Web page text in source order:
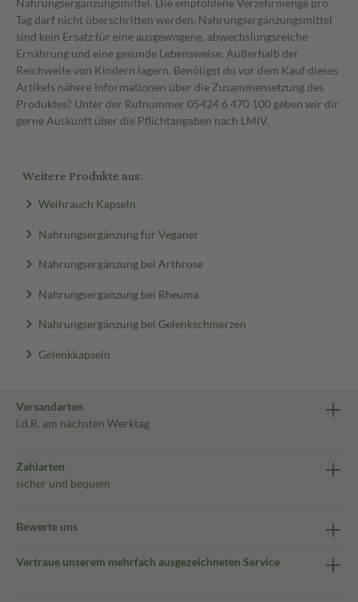
Nahrungsergänzungsmittel. Die empfohlene Verzehrmenge pro
Tag darf nicht überschritten werden. Nahrungsergänzungsmittel
sind kein Ersatz für eine ausgewogene, abwechslungsreiche
Ernährung und eine gesunde Lebensweise. Außerhalb der
Reichweite von Kindern lagern. Benötigst du vor dem Kauf dieses
Artikels nähere Informationen über die Zusammensetzung des
Produktes? Unter der Rufnummer 05424 6 470 100 geben wir dir
gerne Auskunft über die Pflichtangaben nach LMIV.
Weitere Produkte aus:
Weihrauch Kapseln
Nahrungsergänzung für Veganer
Nahrungsergänzung bei Arthrose
Nahrungsergänzung bei Rheuma
Nahrungsergänzung bei Gelenkschmerzen
Gelenkkapseln
Versandarten
i.d.R. am nächsten Werktag
Zahlarten
sicher und bequem
Bewerte uns
Vertraue unserem mehrfach ausgezeichneten Service